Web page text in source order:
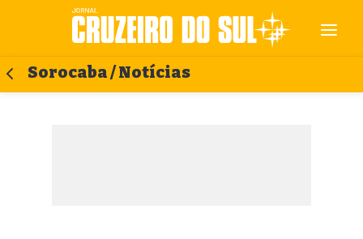
Sorocaba / Notícias